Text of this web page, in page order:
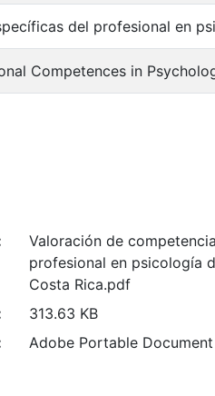
del profesional en
Competences in
Valoración de
profesional en psicología
Costa Rica.pdf
313.63 KB
Adobe Portable